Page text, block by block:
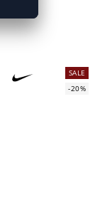
SALE
-20%